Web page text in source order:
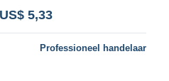
5,33
Professioneel handelaar